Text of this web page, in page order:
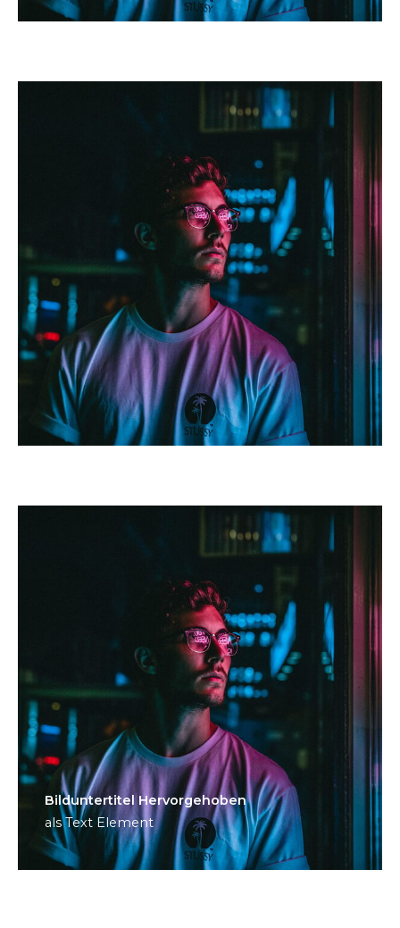
Bild­unter­titel Hervorgehoben
als Text Element